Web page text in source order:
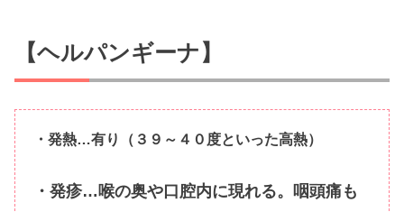
【ヘルパンギーナ】
・発熱…有り（３９～４０度といった高熱）
・発疹…喉の奥や口腔内に現れる。咽頭痛も